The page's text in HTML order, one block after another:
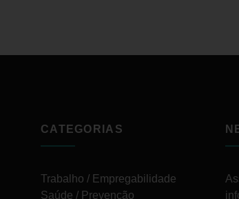
CATEGORIAS
Trabalho / Empregabilidade
Saúde / Prevenção